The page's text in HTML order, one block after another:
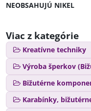
NEOBSAHUJÚ NIKEL
Viac z kategórie
Kreatívne techniky
Výroba šperkov
Bižutérne
Karabínky,